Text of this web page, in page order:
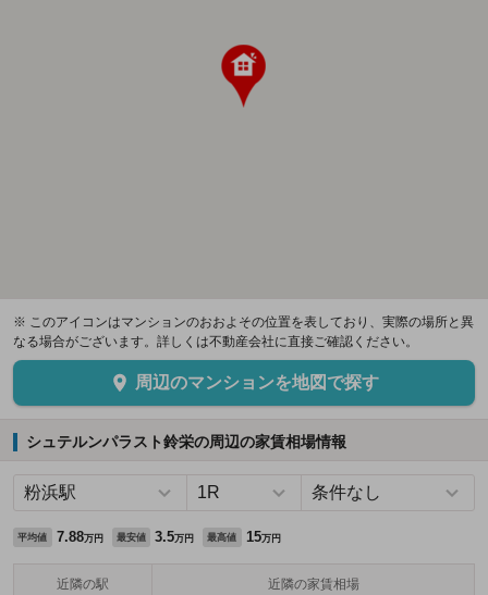
※ このアイコンはマンションのおおよその位置を表しており、実際の場所と異
なる場合がございます。詳しくは不動産会社に直接ご確認ください。
周辺のマンションを地図で探す
シュテルンパラスト鈴栄の周辺の家賃相場情報
平均値 7.88万円 最安値 3.5万円 最高値 15万円
近隣の駅 近隣の家賃相場